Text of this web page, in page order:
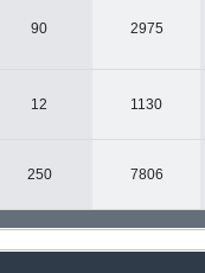
90 2975
12 1130
250 7806